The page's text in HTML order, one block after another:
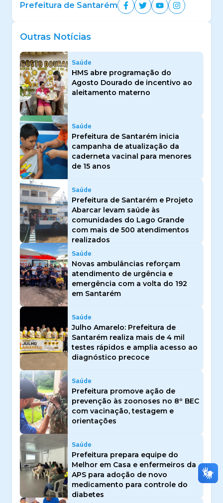
Prefeitura de Santarém
Outras Notícias
Saúde
HMS abre programação do
Agosto Dourado de incentivo ao
aleitamento materno
Saúde
Prefeitura de Santarém inicia
campanha de atualização da
caderneta vacinal para menores
de 15 anos
Saúde
Prefeitura de Santarém e Projeto
Abarcar levam saúde às
comunidades do Lago Grande
com mais de 500 atendimentos
realizados
Saúde
Novas ambulâncias reforçam
atendimento de urgência e
emergência com a volta do 192
em Santarém
Saúde
Julho Amarelo: Prefeitura de
Santarém realiza mais de 4 mil
testes rápidos e amplia acesso ao
diagnóstico precoce
Saúde
Prefeitura promove ação de
prevenção às zoonoses no 8º BEC
com vacinação, testagem e
orientações
Saúde
Prefeitura prepara equipe do
Melhor em Casa e enfermeiros da
APS para adoção de novo
medicamento para controle do
diabetes